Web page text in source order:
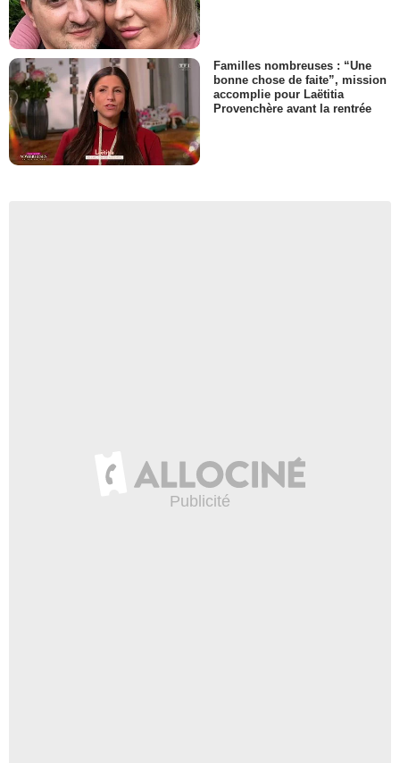
Familles nombreuses : “Une
bonne chose de faite”, mission
accomplie pour Laëtitia
Provenchère avant la rentrée